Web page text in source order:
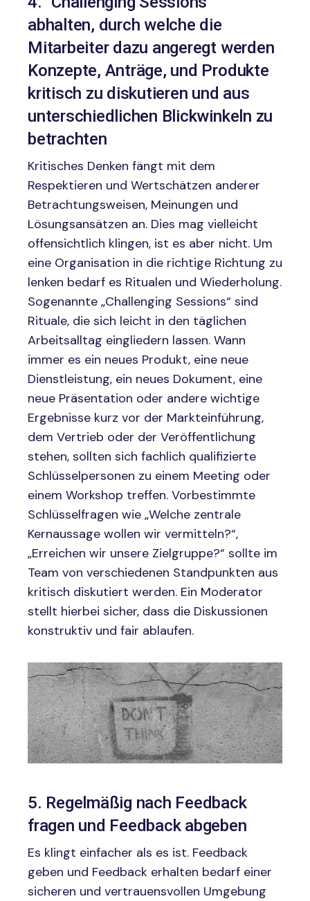
abhalten, durch welche die
Mitarbeiter dazu angeregt werden
Konzepte, Anträge, und Produkte
kritisch zu diskutieren und aus
unterschiedlichen Blickwinkeln zu
betrachten
Kritisches Denken fängt mit dem
Respektieren und Wertschätzen anderer
Betrachtungsweisen, Meinungen und
Lösungsansätzen an. Dies mag vielleicht
offensichtlich klingen, ist es aber nicht. Um
eine Organisation in die richtige Richtung zu
lenken bedarf es Ritualen und Wiederholung.
Sogenannte „Challenging Sessions“ sind
Rituale, die sich leicht in den täglichen
Arbeitsalltag eingliedern lassen. Wann
immer es ein neues Produkt, eine neue
Dienstleistung, ein neues Dokument, eine
neue Präsentation oder andere wichtige
Ergebnisse kurz vor der Markteinführung,
dem Vertrieb oder der Veröffentlichung
stehen, sollten sich fachlich qualifizierte
Schlüsselpersonen zu einem Meeting oder
einem Workshop treffen. Vorbestimmte
Schlüsselfragen wie „Welche zentrale
Kernaussage wollen wir vermitteln?“,
„Erreichen wir unsere Zielgruppe?“ sollte im
Team von verschiedenen Standpunkten aus
kritisch diskutiert werden. Ein Moderator
stellt hierbei sicher, dass die Diskussionen
konstruktiv und fair ablaufen.
Image
5. Regelmäßig nach Feedback
fragen und Feedback abgeben
Es klingt einfacher als es ist. Feedback
geben und Feedback erhalten bedarf einer
sicheren und vertrauensvollen Umgebung